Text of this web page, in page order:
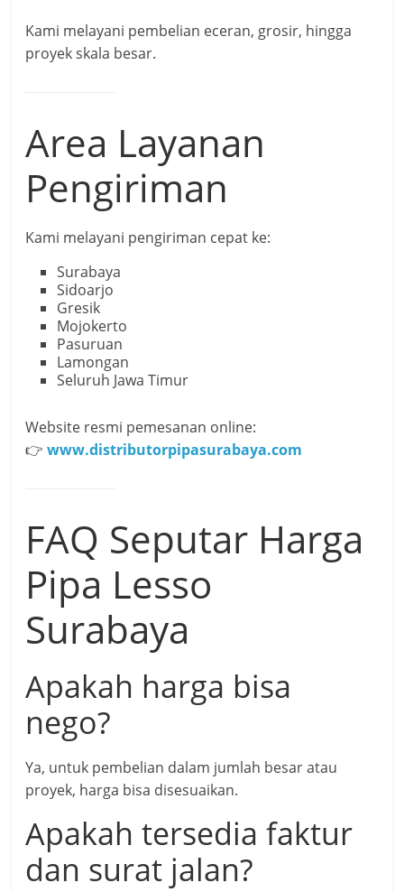
Kami melayani pembelian eceran, grosir, hingga
proyek skala besar.
Area Layanan
Pengiriman
Kami melayani pengiriman cepat ke:
Surabaya
Sidoarjo
Gresik
Mojokerto
Pasuruan
Lamongan
Seluruh Jawa Timur
Website resmi pemesanan online:
👉www.distributorpipasurabaya.com
FAQ Seputar Harga
Pipa Lesso
Surabaya
Apakah harga bisa
nego?
Ya, untuk pembelian dalam jumlah besar atau
proyek, harga bisa disesuaikan.
Apakah tersedia faktur
dan surat jalan?